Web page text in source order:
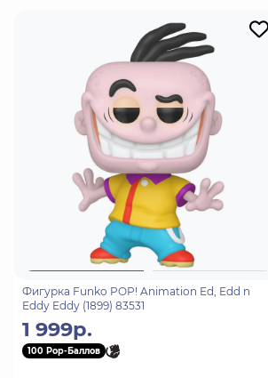
Фигурка Funko POP! Animation Ed, Edd n
Eddy Eddy (1899) 83531
1 999р.
100 Pop-Баллов